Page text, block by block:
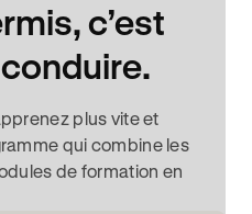
c’est
plus vite et
qui combine les
de formation en